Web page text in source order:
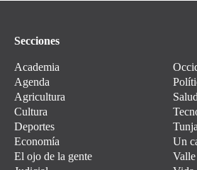
Secciones
Academia
Agenda
Agricultura
Cultura
Deportes
Economía
El ojo de la gente
Un